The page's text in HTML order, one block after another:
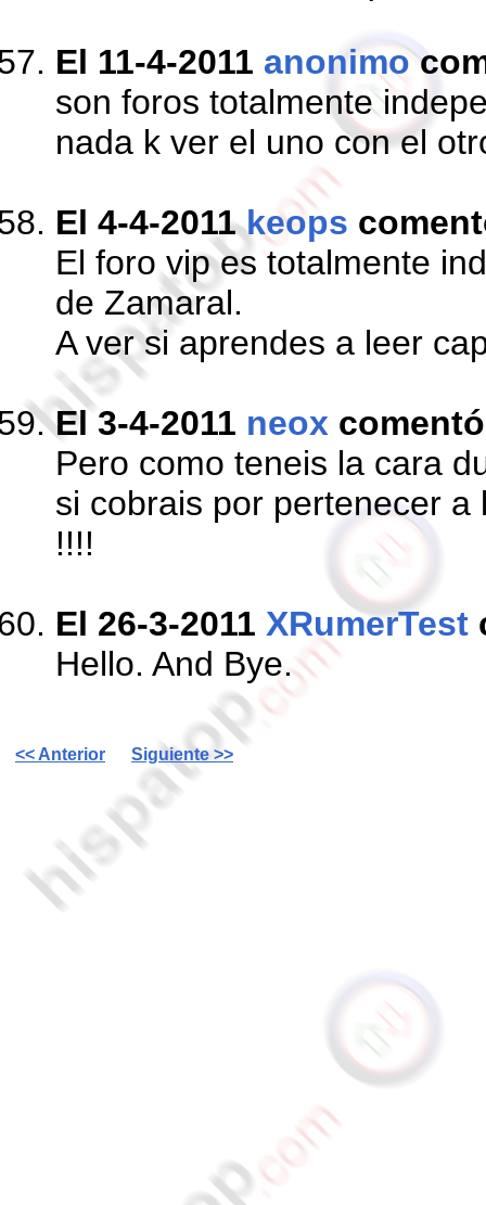
El 11-4-2011 anonimo
son foros totalmente
nada k ver el uno con el
El 4-4-2011keops
El foro vip es totalmente
de Zamaral.
A ver si aprendes a leer
El 3-4-2011 neox comentó
Pero como teneis la cara
si cobrais por pertenecer a
!!!!
El 26-3-2011 XRumerTest
Hello. And Bye.
<< Anterior Siguiente >>